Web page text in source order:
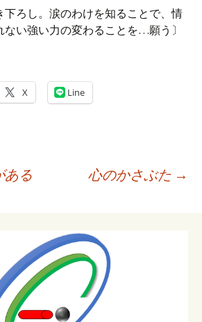
下ろし。涙のわけを知ることで、情
い強い力の変わることを…願う〕
X Line
ある 心のかさぶた →